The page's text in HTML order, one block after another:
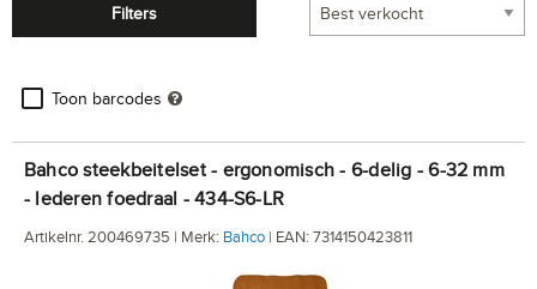
Filters
Toon barcodes
Bahco steekbeitelset - ergonomisch - 6-delig - 6-32 mm
- lederen foedraal - 434-S6-LR
Artikelnr. 200469735 | Merk: Bahco | EAN: 7314150423811